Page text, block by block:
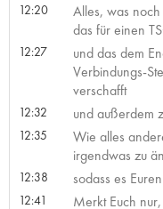
12:20
Alles, was
das für einen
12:27
und das dem
Verbindungs-
verschafft
12:32 und außerdem
12:35
Wie alles
irgendwas zu
12:38 sodass es
12:41
Merkt Euch